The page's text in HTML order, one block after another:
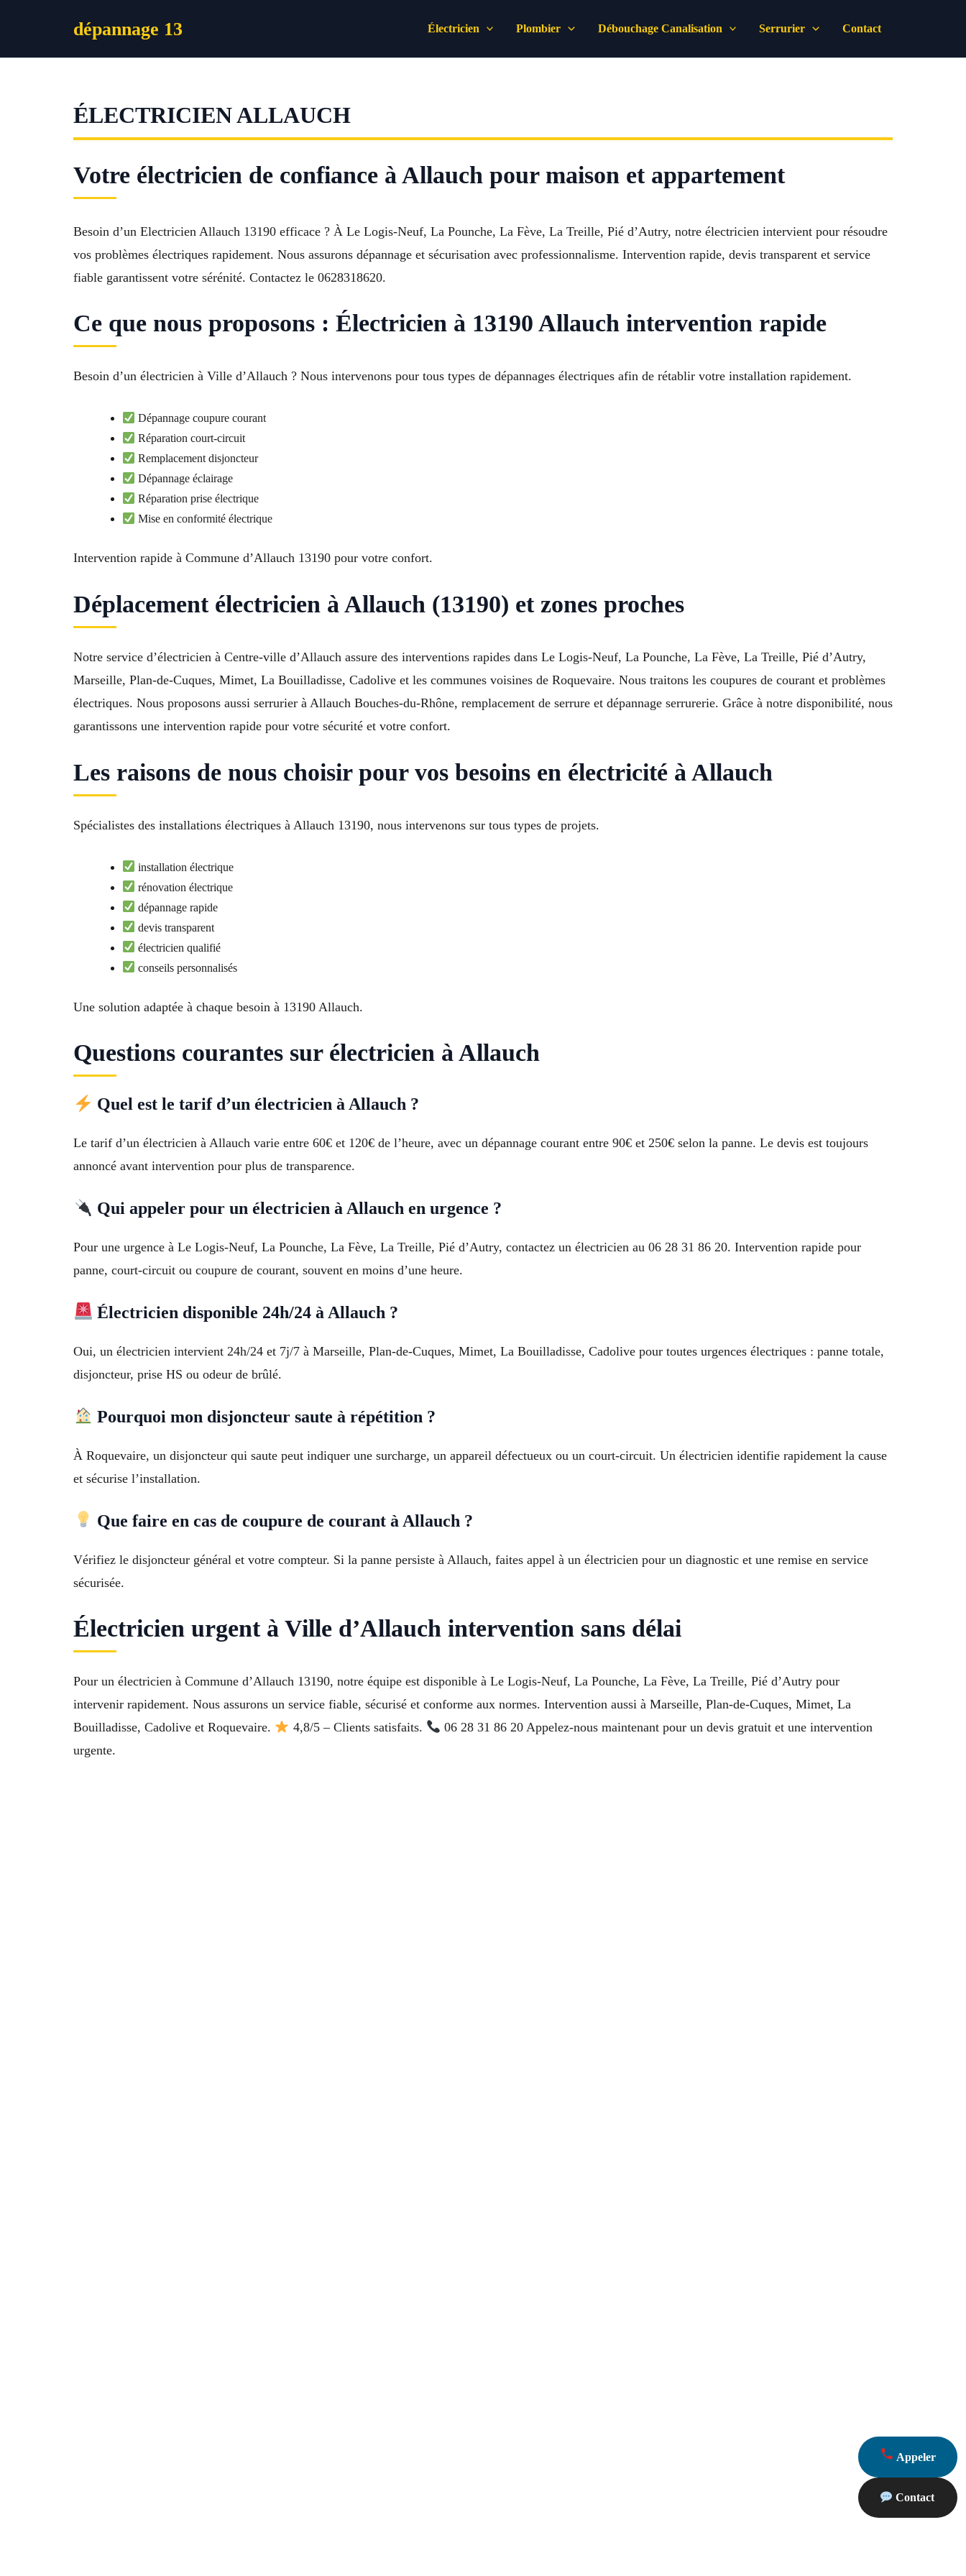
dépannage 13 Électricien Plombier Débouchage Canalisation Serrurier Contact
ÉLECTRICIEN ALLAUCH
Votre électricien de confiance à Allauch pour maison et appartement
Besoin d’un Electricien Allauch 13190 efficace ? À Le Logis-Neuf, La Pounche, La Fève, La Treille, Pié d’Autry, notre électricien intervient pour résoudre
vos problèmes électriques rapidement. Nous assurons dépannage et sécurisation avec professionnalisme. Intervention rapide, devis transparent et service
fiable garantissent votre sérénité. Contactez le 0628318620.
Ce que nous proposons : Électricien à 13190 Allauch intervention rapide
Besoin d’un électricien à Ville d’Allauch ? Nous intervenons pour tous types de dépannages électriques afin de rétablir votre installation rapidement.
Dépannage coupure courant
Réparation court-circuit
Remplacement disjoncteur
Dépannage éclairage
Réparation prise électrique
Mise en conformité électrique
Intervention rapide à Commune d’Allauch 13190 pour votre confort.
Déplacement électricien à Allauch (13190) et zones proches
Notre service d’électricien à Centre-ville d’Allauch assure des interventions rapides dans Le Logis-Neuf, La Pounche, La Fève, La Treille, Pié d’Autry,
Marseille, Plan-de-Cuques, Mimet, La Bouilladisse, Cadolive et les communes voisines de Roquevaire. Nous traitons les coupures de courant et problèmes
électriques. Nous proposons aussi serrurier à Allauch Bouches-du-Rhône, remplacement de serrure et dépannage serrurerie. Grâce à notre disponibilité, nous
garantissons une intervention rapide pour votre sécurité et votre confort.
Les raisons de nous choisir pour vos besoins en électricité à Allauch
Spécialistes des installations électriques à Allauch 13190, nous intervenons sur tous types de projets.
installation électrique
rénovation électrique
dépannage rapide
devis transparent
électricien qualifié
conseils personnalisés
Une solution adaptée à chaque besoin à 13190 Allauch.
Questions courantes sur électricien à Allauch
Quel est le tarif d’un électricien à Allauch ?
Le tarif d’un électricien à Allauch varie entre 60€ et 120€ de l’heure, avec un dépannage courant entre 90€ et 250€ selon la panne. Le devis est toujours
annoncé avant intervention pour plus de transparence.
Qui appeler pour un électricien à Allauch en urgence ?
Pour une urgence à Le Logis-Neuf, La Pounche, La Fève, La Treille, Pié d’Autry, contactez un électricien au 06 28 31 86 20. Intervention rapide pour
panne, court-circuit ou coupure de courant, souvent en moins d’une heure.
Électricien disponible 24h/24 à Allauch ?
Oui, un électricien intervient 24h/24 et 7j/7 à Marseille, Plan-de-Cuques, Mimet, La Bouilladisse, Cadolive pour toutes urgences électriques : panne totale,
disjoncteur, prise HS ou odeur de brûlé.
Pourquoi mon disjoncteur saute à répétition ?
À Roquevaire, un disjoncteur qui saute peut indiquer une surcharge, un appareil défectueux ou un court-circuit. Un électricien identifie rapidement la cause
et sécurise l’installation.
Que faire en cas de coupure de courant à Allauch ?
Vérifiez le disjoncteur général et votre compteur. Si la panne persiste à Allauch, faites appel à un électricien pour un diagnostic et une remise en service
sécurisée.
Électricien urgent à Ville d’Allauch intervention sans délai
Pour un électricien à Commune d’Allauch 13190, notre équipe est disponible à Le Logis-Neuf, La Pounche, La Fève, La Treille, Pié d’Autry pour
intervenir rapidement. Nous assurons un service fiable, sécurisé et conforme aux normes. Intervention aussi à Marseille, Plan-de-Cuques, Mimet, La
Bouilladisse, Cadolive et Roquevaire.
4,8/5 – Clients satisfaits.
06 28 31 86 20 Appelez-nous maintenant pour un devis gratuit et une intervention
urgente.
Appeler
Contact